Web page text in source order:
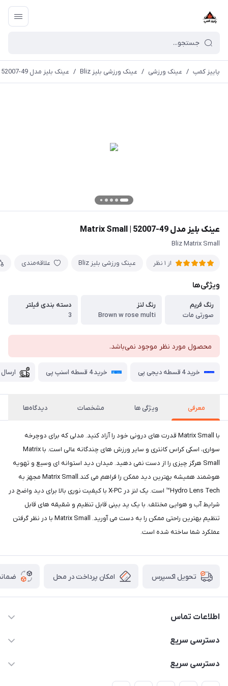
پاییز کمپ / عینک ورزشی / عینک ورزشی بلیز Bliz / عینک بلیز مدل 49-52007 | Matrix Small
عینک بلیز مدل 49-52007 | Matrix Small
Bliz Matrix Small
از 1 نظر عینک ورزشی بلیز Bliz علاقه‌مندی
ویژگی‌ها
رنگ فریم
صورتی مات
رنگ لنز
Brown w rose multi
دسته بندی فیلتر
3
محصول مورد نظر موجود نمی‌باشد.
خرید 4 قسطه دیجی پی خرید 4 قسطه اسنپ پی
معرفی ویژگی ها مشخصات دیدگاه‌ها
با Matrix Small قدرت های درونی خود را آزاد کنید. مدلی که برای دوچرخه
سواری، اسکی کراس کانتری و سایر ورزش های چندگانه عالی است. با Matrix
Small هرگز چیزی را از دست نمی دهید. میدان دید استوانه ای وسیع و تهویه
هوشمند همیشه بهترین دید ممکن را فراهم می کند.Matrix Small مجهز به
Hydro Lens Tech™ است. یک لنز در X-PC با کیفیت نوری بالا برای دید واضح در
شرایط آب و هوایی مختلف. با یک پد بینی قابل تنظیم و شقیقه های قابل
تنظیم بهترین راحتی ممکن را به دست می آورید. Matrix Small با در نظر گرفتن
عملکرد شما ساخته شده است.
تحویل اکسپرس امکان پرداخت در محل
اطلاعات تماس
02166456492 - 09121933405
دسترسی سریع
خرید کیسه خواب
دسترسی سریع
چادر سرخپوستی